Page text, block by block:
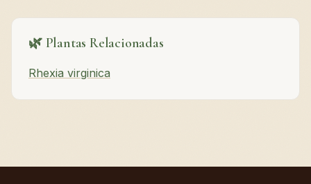
🌿 Plantas Relacionadas
Rhexia virginica